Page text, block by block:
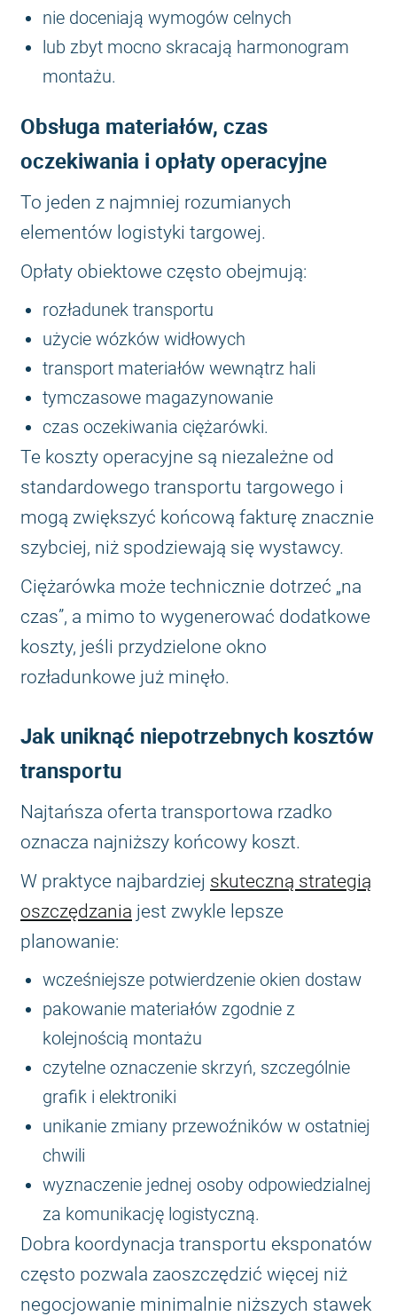
nie doceniają wymogów celnych
lub zbyt mocno skracają harmonogram
montażu.
Obsługa materiałów, czas
oczekiwania i opłaty operacyjne
To jeden z najmniej rozumianych
elementów logistyki targowej.
Opłaty obiektowe często obejmują:
rozładunek transportu
użycie wózków widłowych
transport materiałów wewnątrz hali
tymczasowe magazynowanie
czas oczekiwania ciężarówki.
Te koszty operacyjne są niezależne od
standardowego transportu targowego i
mogą zwiększyć końcową fakturę znacznie
szybciej, niż spodziewają się wystawcy.
Ciężarówka może technicznie dotrzeć „na
czas”, a mimo to wygenerować dodatkowe
koszty, jeśli przydzielone okno
rozładunkowe już minęło.
Jak uniknąć niepotrzebnych kosztów
transportu
Najtańsza oferta transportowa rzadko
oznacza najniższy końcowy koszt.
W praktyce najbardziej skuteczną strategią
oszczędzania jest zwykle lepsze
planowanie:
wcześniejsze potwierdzenie okien dostaw
pakowanie materiałów zgodnie z
kolejnością montażu
czytelne oznaczenie skrzyń, szczególnie
grafik i elektroniki
unikanie zmiany przewoźników w ostatniej
chwili
wyznaczenie jednej osoby odpowiedzialnej
za komunikację logistyczną.
Dobra koordynacja transportu eksponatów
często pozwala zaoszczędzić więcej niż
negocjowanie minimalnie niższych stawek